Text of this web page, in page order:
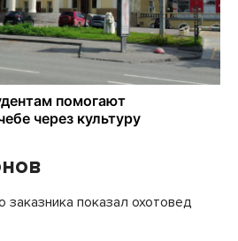
заказника показал охотовед